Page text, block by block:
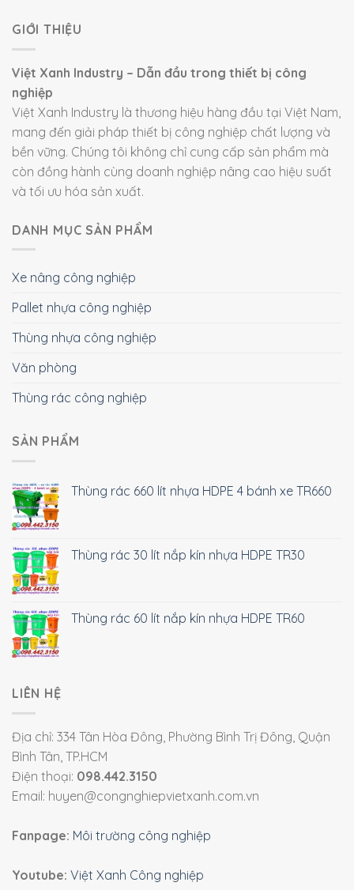
GIỚI THIỆU
Việt Xanh Industry – Dẫn đầu trong thiết bị công
nghiệp
Việt Xanh Industry là thương hiệu hàng đầu tại Việt Nam,
mang đến giải pháp thiết bị công nghiệp chất lượng và
bền vững. Chúng tôi không chỉ cung cấp sản phẩm mà
còn đồng hành cùng doanh nghiệp nâng cao hiệu suất
và tối ưu hóa sản xuất.
DANH MỤC SẢN PHẨM
Xe nâng công nghiệp
Pallet nhựa công nghiệp
Thùng nhựa công nghiệp
Văn phòng
Thùng rác công nghiệp
SẢN PHẨM
Thùng rác 660 lít nhựa HDPE 4 bánh xe TR660
Thùng rác 30 lít nắp kín nhựa HDPE TR30
Thùng rác 60 lít nắp kín nhựa HDPE TR60
LIÊN HỆ
Địa chỉ: 334 Tân Hòa Đông, Phường Bình Trị Đông, Quận
Bình Tân, TP.HCM
Điện thoại: 098.442.3150
Email: huyen@congnghiepvietxanh.com.vn
Fanpage: Môi trường công nghiệp
Youtube: Việt Xanh Công nghiệp